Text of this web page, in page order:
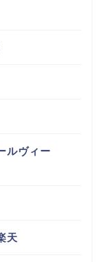
ルヴィー
天